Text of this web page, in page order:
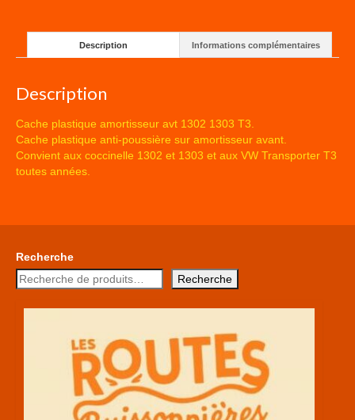
Description Informations complémentaires
Description
Cache plastique amortisseur avt 1302 1303 T3.
Cache plastique anti-poussière sur amortisseur avant.
Convient aux coccinelle 1302 et 1303 et aux VW Transporter T3
toutes années.
Recherche
Recherche